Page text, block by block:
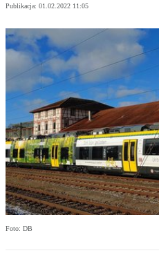
Publikacja: 01.02.2022 11:05
Foto: DB